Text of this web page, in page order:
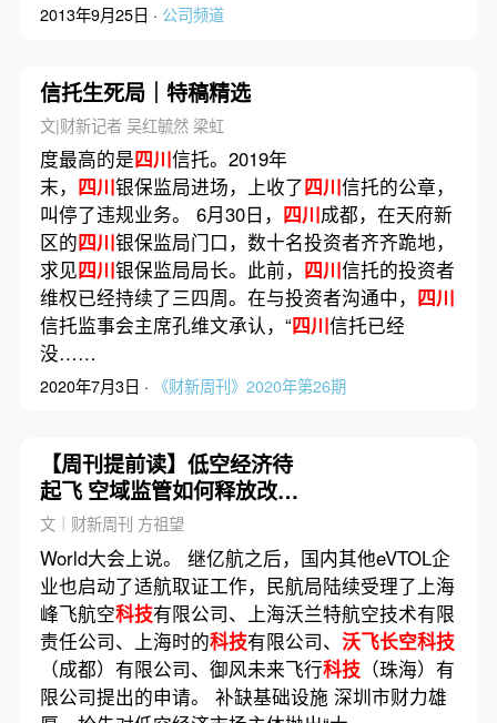
2013年9月25日 · 公司频道
信托生死局｜特稿精选
文|财新记者 吴红毓然 梁虹
度最高的是四川信托。2019年
末， 四川银保监局进场，上收了四川信托的公章，
叫停了违规业务。 6月30日， 四川成都，在天府新
区的四川银保监局门口，数十名投资者齐齐跪地，
求见四川银保监局局长。此前， 四川信托的投资者
维权已经持续了三四周。在与投资者沟通中， 四川
信托监事会主席孔维文承认，“四川信托已经
没……
2020年7月3日 · 《财新周刊》2020年第26期
【周刊提前读】低空经济待
起飞 空域监管如何释放改革
红利？
文｜财新周刊 方祖望
World大会上说。 继亿航之后，国内其他eVTOL企
业也启动了适航取证工作，民航局陆续受理了上海
峰飞航空科技有限公司、上海沃兰特航空技术有限
责任公司、上海时的科技有限公司、 沃飞长空科技
（成都）有限公司、御风未来飞行科技（珠海）有
限公司提出的申请。 补缺基础设施 深圳市财力雄